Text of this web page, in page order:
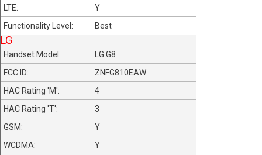
Y
Best
LG
LG G8
ZNFG810EAW
4
3
Y
Y